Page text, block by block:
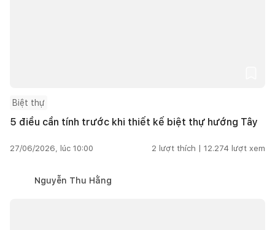
Biệt thự
5 điều cần tính trước khi thiết kế biệt thự hướng Tây
27/06/2026, lúc 10:00 2 lượt thích | 12.274 lượt xem
Nguyễn Thu Hằng